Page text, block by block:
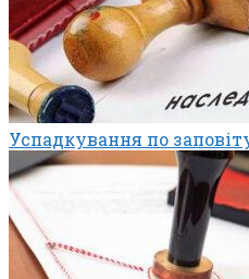
Успадкування по